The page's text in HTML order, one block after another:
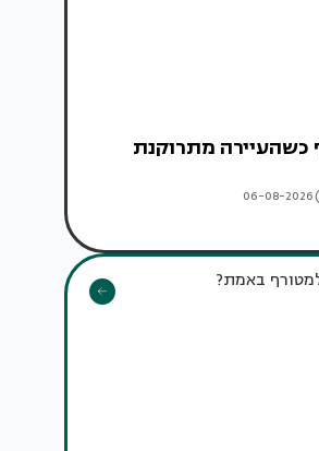
כשהעיירה מתרוקנת
06-08-2026